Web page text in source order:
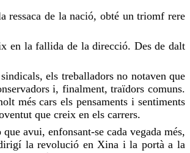
ressaca de la nació, obté un triomf rere
en la fallida de la direcció. Des de dalt
els treballadors no notaven que
i, finalment, traïdors comuns.
més cars els pensaments i sentiments
que creix en els carrers.
avui, enfonsant-se cada vegada més,
la revolució en Xina i la portà a la